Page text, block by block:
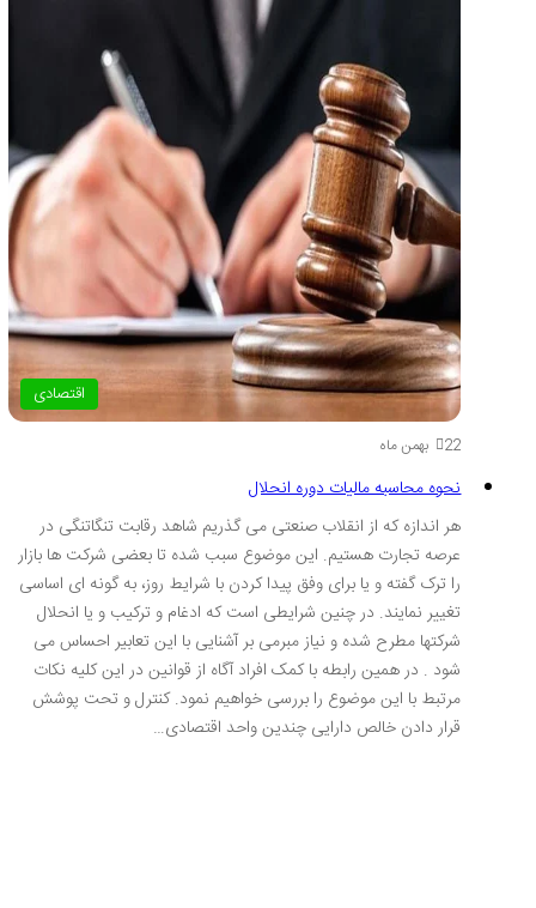
اقتصادی
22 بهمن ماه
نحوه محاسبه مالیات دوره انحلال
هر اندازه که از انقلاب صنعتی می گذریم شاهد رقابت تنگاتنگی در
عرصه تجارت هستیم. این موضوع سبب شده تا بعضی شرکت ها بازار
را ترک گفته و یا برای وفق پیدا کردن با شرایط روز، به گونه ای اساسی
تغییر نمایند. در چنین شرایطی است که ادغام و ترکیب و یا انحلال
شرکتها مطرح شده و نیاز مبرمی بر آشنایی با این تعابیر احساس می
شود . در همین رابطه با کمک افراد آگاه از قوانین در این کلیه نکات
مرتبط با این موضوع را بررسی خواهیم نمود. کنترل و تحت پوشش
قرار دادن خالص دارایی چندین واحد اقتصادی…